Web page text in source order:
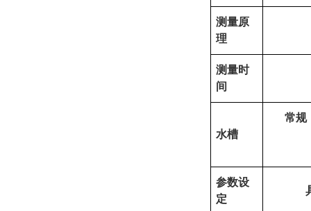
测量原
理
测量时
间
水槽
常规
参数设
定